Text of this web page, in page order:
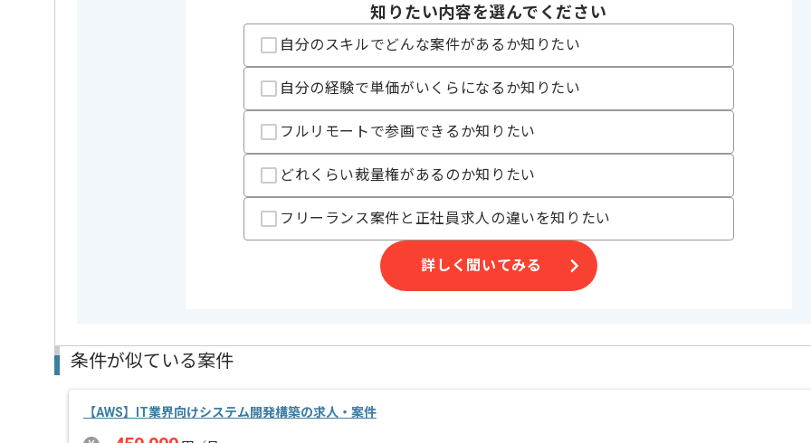
週5日常駐での作業を想定しております。
知りたい内容を選んでください
自分のスキルでどんな案件があるか知りたい
自分の経験で単価がいくらになるか知りたい
フルリモートで参画できるか知りたい
どれくらい裁量権があるのか知りたい
フリーランス案件と正社員求人の違いを知りたい
詳しく聞いてみる
条件が似ている案件
【AWS】IT業界向けシステム開発構築の求人・案件